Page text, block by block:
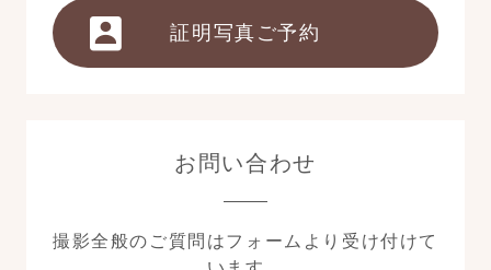
証明写真ご予約
お問い合わせ
撮影全般のご質問はフォームより受け付けて